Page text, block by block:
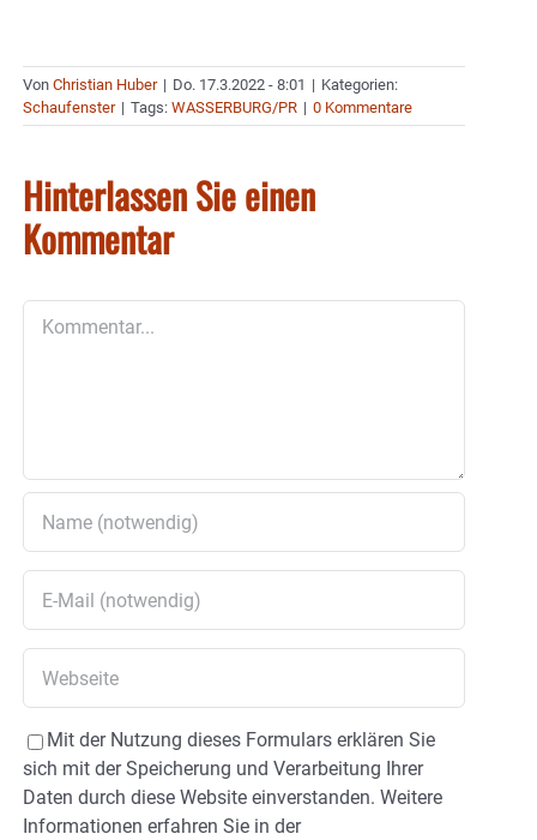
Von Christian Huber | Do. 17.3.2022 - 8:01 | Kategorien:
Schaufenster | Tags: WASSERBURG/PR | 0 Kommentare
Hinterlassen Sie einen
Kommentar
Mit der Nutzung dieses Formulars erklären Sie
sich mit der Speicherung und Verarbeitung Ihrer
Daten durch diese Website einverstanden. Weitere
Informationen erfahren Sie in der